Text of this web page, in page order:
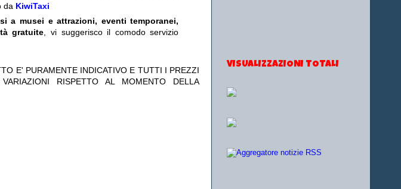
da KiwiTaxi
a musei e attrazioni, eventi temporanei,
gratuite, vi suggerisco il comodo servizio
E' PURAMENTE INDICATIVO E TUTTI I PREZZI
RISPETTO AL MOMENTO DELLA
VISUALIZZAZIONI TOTALI